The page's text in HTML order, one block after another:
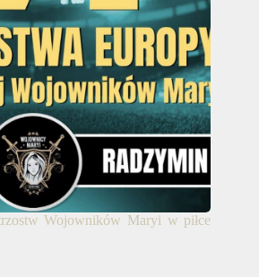
Wojowników Maryi w piłce